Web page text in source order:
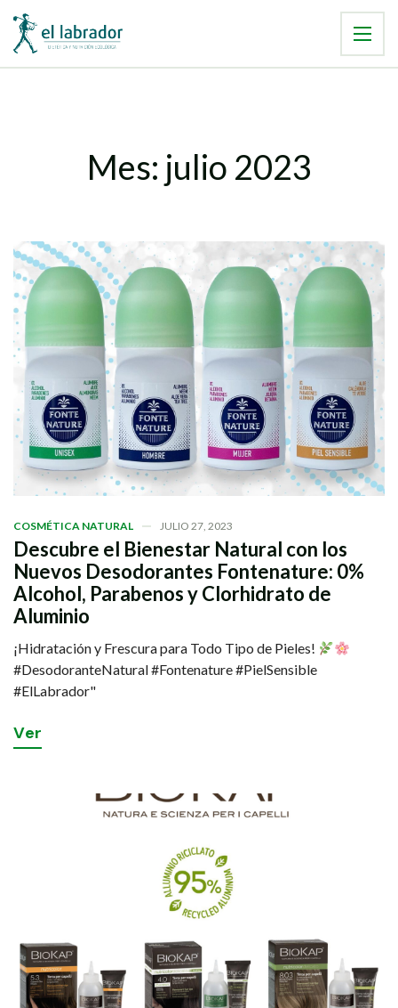
Mes: julio 2023
COSMÉTICA NATURAL JULIO 27, 2023
Descubre el Bienestar Natural con los
Nuevos Desodorantes Fontenature: 0%
Alcohol, Parabenos y Clorhidrato de
Aluminio
¡Hidratación y Frescura para Todo Tipo de Pieles!
#DesodoranteNatural #Fontenature #PielSensible
#ElLabrador"
Ver